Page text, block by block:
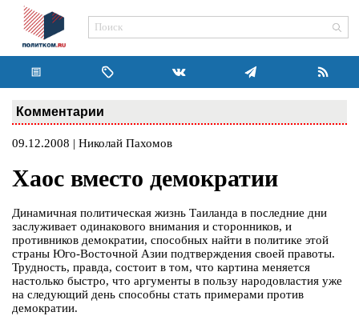
Комментарии
09.12.2008 | Николай Пахомов
Хаос вместо демократии
Динамичная политическая жизнь Таиланда в последние дни
заслуживает одинакового внимания и сторонников, и
противников демократии, способных найти в политике этой
страны Юго-Восточной Азии подтверждения своей правоты.
Трудность, правда, состоит в том, что картина меняется
настолько быстро, что аргументы в пользу народовластия уже
на следующий день способны стать примерами против
демократии.